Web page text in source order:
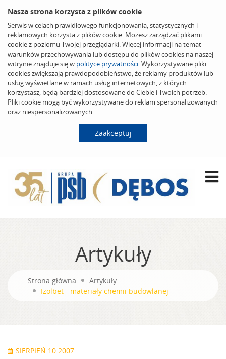
Nasza strona korzysta z plików cookie
Serwis w celach prawidłowego funkcjonowania, statystycznych i
reklamowych korzysta z plików cookie. Możesz zarządzać plikami
cookie z poziomu Twojej przeglądarki. Więcej informacji na temat
warunków przechowywania lub dostępu do plików cookies na naszej
witrynie znajduje się w polityce prywatności. Wykorzystywane pliki
cookies zwiększają prawdopodobieństwo, że reklamy produktów lub
usług wyświetlane w ramach usług internetowych, z których
korzystasz, będą bardziej dostosowane do Ciebie i Twoich potrzeb.
Pliki cookie mogą być wykorzystywane do reklam spersonalizowanych
oraz niespersonalizowanych.
Zaakceptuj
Artykuły
Strona główna
Artykuły
Izolbet - materiały chemii budowlanej
SIERPIEŃ 10 2007